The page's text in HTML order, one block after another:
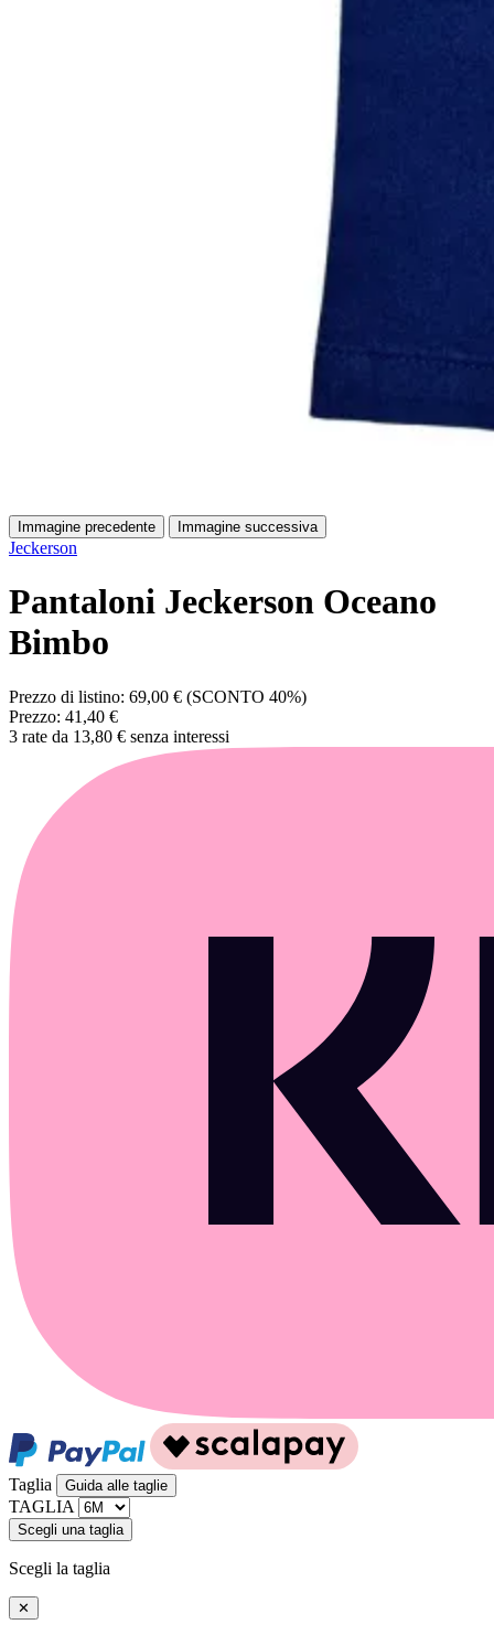
Immagine precedente Immagine successiva
Jeckerson
Pantaloni Jeckerson Oceano
Bimbo
Prezzo di listino: 69,00 € (SCONTO 40%)
Prezzo: 41,40 €
3 rate da 13,80 € senza interessi
Taglia Guida alle taglie
TAGLIA
Scegli una taglia
Scegli la taglia
✕